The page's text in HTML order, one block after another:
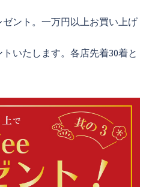
ゼント。一万円以上お買い上げ
トいたします。各店先着30着と